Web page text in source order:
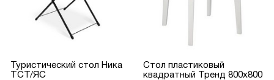
Туристический стол Ника
ТСТ/ЯС
Стол пластиковый
квадратный Тренд 800х800